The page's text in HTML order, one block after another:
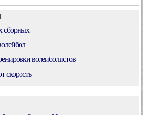
сборных
волейболистов
скорость